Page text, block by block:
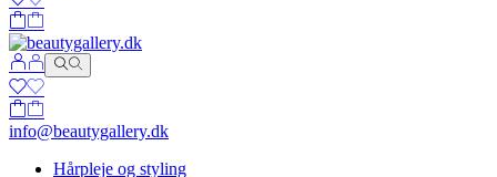
info@beautygallery.dk
Hårpleje og styling